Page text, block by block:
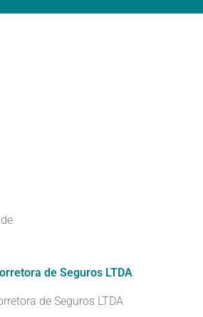
de Seguros LTDA
de Seguros LTDA